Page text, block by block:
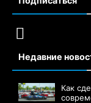
Недавние
Как